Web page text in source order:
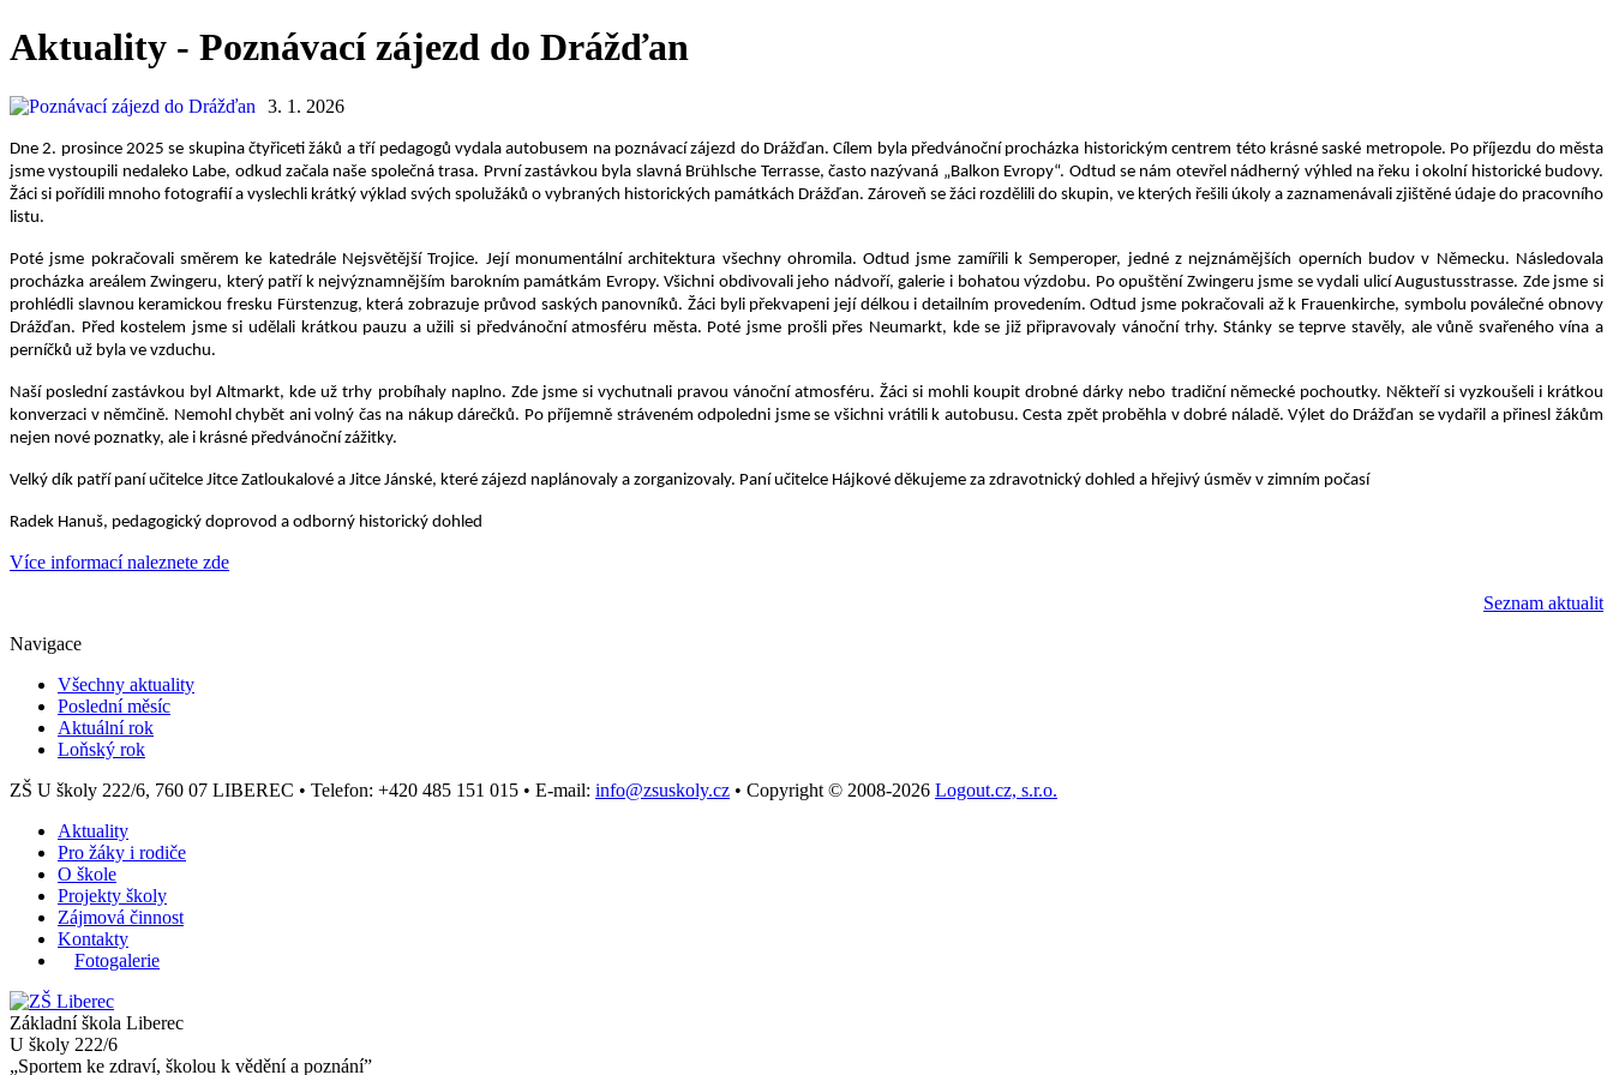
Aktuality - Poznávací zájezd do Drážďan
3. 1. 2026
Dne 2. prosince 2025 se skupina čtyřiceti žáků a tří pedagogů vydala autobusem na poznávací zájezd do Drážďan. Cílem byla předvánoční procházka historickým centrem této krásné saské metropole. Po příjezdu do města
jsme vystoupili nedaleko Labe, odkud začala naše společná trasa. První zastávkou byla slavná Brühlsche Terrasse, často nazývaná „Balkon Evropy“. Odtud se nám otevřel nádherný výhled na řeku i okolní historické budovy.
Žáci si pořídili mnoho fotografií a vyslechli krátký výklad svých spolužáků o vybraných historických památkách Drážďan. Zároveň se žáci rozdělili do skupin, ve kterých řešili úkoly a zaznamenávali zjištěné údaje do pracovního
listu.
Poté jsme pokračovali směrem ke katedrále Nejsvětější Trojice. Její monumentální architektura všechny ohromila. Odtud jsme zamířili k Semperoper, jedné z nejznámějších operních budov v Německu. Následovala
procházka areálem Zwingeru, který patří k nejvýznamnějším barokním památkám Evropy. Všichni obdivovali jeho nádvoří, galerie i bohatou výzdobu. Po opuštění Zwingeru jsme se vydali ulicí Augustusstrasse. Zde jsme si
prohlédli slavnou keramickou fresku Fürstenzug, která zobrazuje průvod saských panovníků. Žáci byli překvapeni její délkou i detailním provedením. Odtud jsme pokračovali až k Frauenkirche, symbolu poválečné obnovy
Drážďan. Před kostelem jsme si udělali krátkou pauzu a užili si předvánoční atmosféru města. Poté jsme prošli přes Neumarkt, kde se již připravovaly vánoční trhy. Stánky se teprve stavěly, ale vůně svařeného vína a
perníčků už byla ve vzduchu.
Naší poslední zastávkou byl Altmarkt, kde už trhy probíhaly naplno. Zde jsme si vychutnali pravou vánoční atmosféru. Žáci si mohli koupit drobné dárky nebo tradiční německé pochoutky. Někteří si vyzkoušeli i krátkou
konverzaci v němčině. Nemohl chybět ani volný čas na nákup dárečků. Po příjemně stráveném odpoledni jsme se všichni vrátili k autobusu. Cesta zpět proběhla v dobré náladě. Výlet do Drážďan se vydařil a přinesl žákům
nejen nové poznatky, ale i krásné předvánoční zážitky.
Velký dík patří paní učitelce Jitce Zatloukalové a Jitce Jánské, které zájezd naplánovaly a zorganizovaly. Paní učitelce Hájkové děkujeme za zdravotnický dohled a hřejivý úsměv v zimním počasí
Radek Hanuš, pedagogický doprovod a odborný historický dohled
Více informací naleznete zde
Seznam aktualit
Navigace
Všechny aktuality
Poslední měsíc
Aktuální rok
Loňský rok
ZŠ U školy 222/6, 760 07 LIBEREC • Telefon: +420 485 151 015 • E-mail: info@zsuskoly.cz • Copyright © 2008-2026 Logout.cz, s.r.o.
Aktuality
Pro žáky i rodiče
O škole
Projekty školy
Zájmová činnost
Kontakty
Fotogalerie
Základní škola Liberec
U školy 222/6
„Sportem ke zdraví, školou k vědění a poznání”